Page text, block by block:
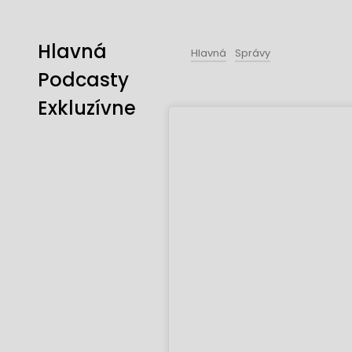
Hlavná
Podcasty
Exkluzívne
Hlavná Správy